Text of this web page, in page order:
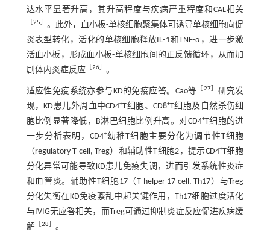
达水平显著升高，其升高程度与疾病严重程度和CAL相关
25
。此外，血小板-单核细胞聚集体可诱导单核细胞向促
炎表型转化，活化的单核细胞释放IL⁃1和TNF⁃α，进一步激
活血小板，形成血小板-单核细胞间的正反馈循环，从而加
剧体内炎症反应［ 26］ 。
适应性免疫系统亦参与KD的免疫应答。Cao等 27］ 研究发
现，KD患儿外周血中CD4+T细胞、CD8+T细胞及自然杀伤细
胞比例显著降低，B淋巴细胞比例升高。对CD4+T细胞的进
一步分析表明，CD4+幼稚T细胞主要分化为调节性T细胞
（regulatory T cell, Treg）和辅助性T细胞2，提示CD4+T细胞
分化异常可能导致KD患儿免疫失调，进而引发系统性炎症
和血管炎。辅助性T细胞17（T helper 17 cell, Th17）与Treg
分化失衡在KD免疫紊乱中起关键作用，Th17细胞过度活化
与IVIG无应答相关，而Treg可通过抑制炎症反应促进疾病缓
解
28 。